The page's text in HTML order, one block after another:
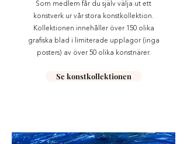
Som medlem får du själv välja ut ett
konstverk ur vår stora konstkollektion.
Kollektionen innehåller över 150 olika
grafiska blad i limiterade upplagor (inga
posters) av över 50 olika konstnärer.
Se konstkollektionen